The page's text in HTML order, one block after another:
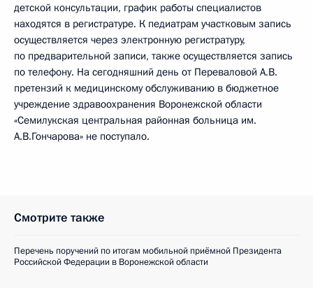
детской консультации, график работы специалистов
находятся в регистратуре. К педиатрам участковым запись
осуществляется через электронную регистратуру,
по предварительной записи, также осуществляется запись
по телефону. На сегодняшний день от Переваловой А.В.
претензий к медицинскому обслуживанию в бюджетное
учреждение здравоохранения Воронежской области
«Семилукская центральная районная больница им.
А.В.Гончарова» не поступало.
Смотрите также
Перечень поручений по итогам мобильной приёмной Президента
Российской Федерации в Воронежской области